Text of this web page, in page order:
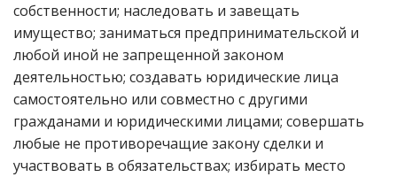
собственности; наследовать и завещать
имущество; заниматься предпринимательской и
любой иной не запрещенной законом
деятельностью; создавать юридические лица
самостоятельно или совместно с другими
гражданами и юридическими лицами; совершать
любые не противоречащие закону сделки и
участвовать в обязательствах; избирать место